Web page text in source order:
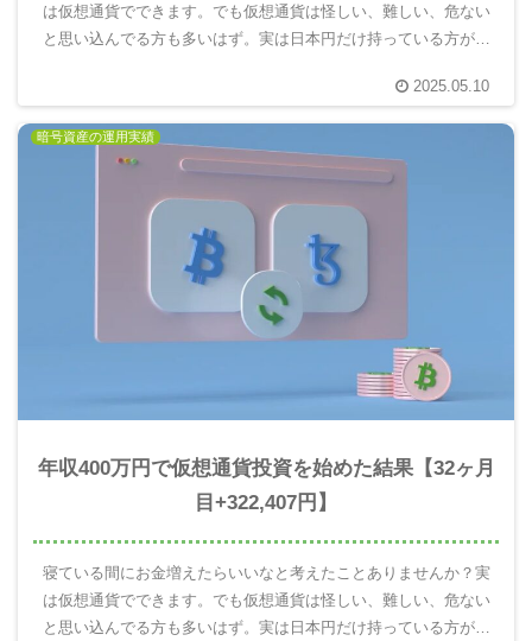
は仮想通貨でできます。でも仮想通貨は怪しい、難しい、危ない
と思い込んでる方も多いはず。実は日本円だけ持っている方がと
来のお金を増える分散投資が重要。実際にやってみてわかったこ
とを報告します。
2025.05.10
暗号資産の運用実績
年収400万円で仮想通貨投資を始めた結果【32ヶ月
目+322,407円】
寝ている間にお金増えたらいいなと考えたことありませんか？実
は仮想通貨でできます。でも仮想通貨は怪しい、難しい、危ない
と思い込んでる方も多いはず。実は日本円だけ持っている方がと